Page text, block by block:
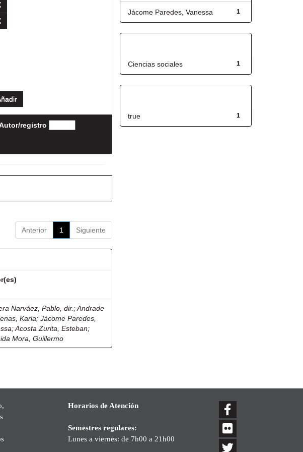
registro
Anterior 1 Siguiente
Narváez, Pablo, dir. ;Andrade
Karla;Jácome Paredes,
;Acosta Zurita, Esteban;
Mora, Guillermo
1
Jácome Paredes, Vanessa
1
Ciencias sociales
1
true
Horarios de Atención
Semestres regulares:
Lunes a viernes: de 7h00 a 21h00